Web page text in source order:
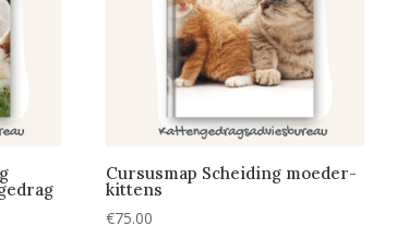
Cursusmap Scheiding moeder-
kittens
€75.00